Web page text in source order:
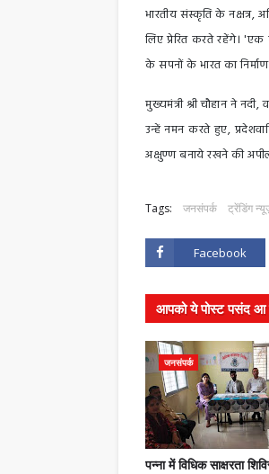
भारतीय संस्कृति के नक्षत्र,
लिए प्रेरित करते रहेंगे। 'एक
के सपनों के भारत का निर्माण
मुख्यमंत्री श्री चौहान ने
उन्हें नमन करते हुए,
अक्षुण्ण बनाये रखने की
Tags: जनसंपर्क ट्रेंडिंग
Facebook
आपको ये पोस्ट पसंद आ
जनसंपर्क
पन्ना में विधिक साक्षरता